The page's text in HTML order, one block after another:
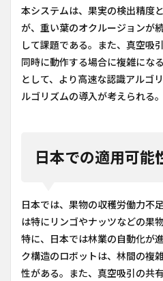
本システムは、果実の検出精度
が、重い葉のオクルージョンが
して課題である。また、真空吸
同時に動作する場合に複雑にな
として、より高速な認識アルゴ
ルゴリズムの導入が考えられる。
日本での適用可能
日本では、果物の収穫労働力不
は特にリンゴやナッツなどの果
特に、日本では林業の自動化が
ク構造のロボットは、林間の複
性がある。また、真空吸引の共